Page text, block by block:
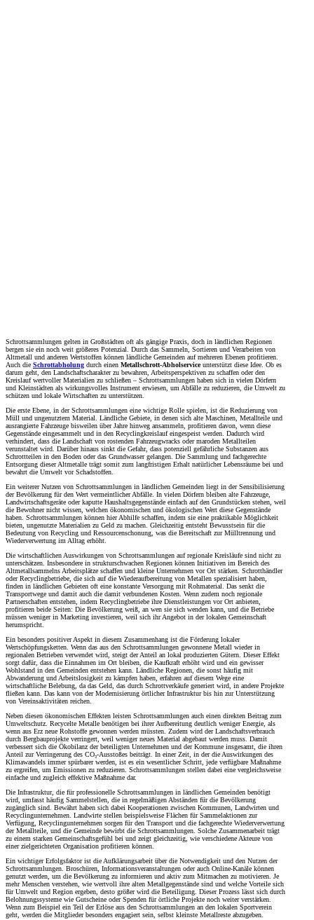
Schrottsammlungen gelten in Großstädten oft als gängige Praxis, doch in ländlichen Regionen
bergen sie ein noch weit größeres Potenzial. Durch das Sammeln, Sortieren und Verarbeiten von
Altmetall und anderen Wertstoffen können ländliche Gemeinden auf mehreren Ebenen profitieren.
Auch die Schrottabholung durch einen Metallschrott-Abholserviceunterstützt diese Idee. Ob es
darum geht, den Landschaftscharakter zu bewahren, Arbeitsperspektiven zu schaffen oder den
Kreislauf wertvoller Materialien zu schließen – Schrottsammlungen haben sich in vielen Dörfern
und Kleinstädten als wirkungsvolles Instrument erwiesen, um Abfälle zu reduzieren, die Umwelt zu
schützen und lokale Wirtschaften zu unterstützen.
Die erste Ebene, in der Schrottsammlungen eine wichtige Rolle spielen, ist die Reduzierung von
Müll und ungenutztem Material. Ländliche Gebiete, in denen sich alte Maschinen, Metallteile und
ausrangierte Fahrzeuge bisweilen über Jahre hinweg ansammeln, profitieren davon, wenn diese
Gegenstände eingesammelt und in den Recyclingkreislauf eingespeist werden. Dadurch wird
verhindert, dass die Landschaft von rostenden Fahrzeugwracks oder maroden Metallteilen
verunstaltet wird. Darüber hinaus sinkt die Gefahr, dass potenziell gefährliche Substanzen aus
Schrottteilen in den Boden oder das Grundwasser gelangen. Die Sammlung und fachgerechte
Entsorgung dieser Altmetalle trägt somit zum langfristigen Erhalt natürlicher Lebensräume bei und
bewahrt die Umwelt vor Schadstoffen.
Ein weiterer Nutzen von Schrottsammlungen in ländlichen Gemeinden liegt in der Sensibilisierung
der Bevölkerung für den Wert vermeintlicher Abfälle. In vielen Dörfern bleiben alte Fahrzeuge,
Landwirtschaftsgeräte oder kaputte Haushaltsgegenstände einfach auf den Grundstücken stehen, weil
die Bewohner nicht wissen, welchen ökonomischen und ökologischen Wert diese Gegenstände
haben. Schrottsammlungen können hier Abhilfe schaffen, indem sie eine praktikable Möglichkeit
bieten, ungenutzte Materialien zu Geld zu machen. Gleichzeitig entsteht Bewusstsein für die
Bedeutung von Recycling und Ressourcenschonung, was die Bereitschaft zur Mülltrennung und
Wiederverwertung im Alltag erhöht.
Die wirtschaftlichen Auswirkungen von Schrottsammlungen auf regionale Kreisläufe sind nicht zu
unterschätzen. Insbesondere in strukturschwachen Regionen können Initiativen im Bereich des
Altmetallsammelns Arbeitsplätze schaffen und kleine Unternehmen vor Ort stärken. Schrotthändler
oder Recyclingbetriebe, die sich auf die Wiederaufbereitung von Metallen spezialisiert haben,
finden in ländlichen Gebieten oft eine konstante Versorgung mit Rohmaterial. Das senkt die
Transportwege und damit auch die damit verbundenen Kosten. Wenn zudem noch regionale
Partnerschaften entstehen, indem Recyclingbetriebe ihre Dienstleistungen vor Ort anbieten,
profitieren beide Seiten: Die Bevölkerung weiß, an wen sie sich wenden kann, und die Betriebe
müssen weniger in Marketing investieren, weil sich ihr Angebot in der lokalen Gemeinschaft
herumspricht.
Ein besonders positiver Aspekt in diesem Zusammenhang ist die Förderung lokaler
Wertschöpfungsketten. Wenn das aus den Schrottsammlungen gewonnene Metall wieder in
regionalen Betrieben verwendet wird, steigt der Anteil an lokal produzierten Gütern. Dieser Effekt
sorgt dafür, dass die Einnahmen im Ort bleiben, die Kaufkraft erhöht wird und ein gewisser
Wohlstand in den Gemeinden entstehen kann. Ländliche Regionen, die sonst häufig mit
Abwanderung und Arbeitslosigkeit zu kämpfen haben, erfahren auf diesem Wege eine
wirtschaftliche Belebung, da das Geld, das durch Schrottverkäufe generiert wird, in andere Projekte
fließen kann. Das kann von der Modernisierung örtlicher Infrastruktur bis hin zur Unterstützung
von Vereinsaktivitäten reichen.
Neben diesen ökonomischen Effekten leisten Schrottsammlungen auch einen direkten Beitrag zum
Umweltschutz. Recycelte Metalle benötigen bei ihrer Aufbereitung deutlich weniger Energie, als
wenn aus Erz neue Rohstoffe gewonnen werden müssten. Zudem wird der Landschaftsverbrauch
durch Bergbauprojekte verringert, weil weniger neues Material abgebaut werden muss. Damit
verbessert sich die Ökobilanz der beteiligten Unternehmen und der Kommune insgesamt, die ihren
Anteil zur Verringerung des CO₂-Ausstoßes beiträgt. In einer Zeit, in der die Auswirkungen des
Klimawandels immer spürbarer werden, ist es ein wesentlicher Schritt, jede verfügbare Maßnahme
zu ergreifen, um Emissionen zu reduzieren. Schrottsammlungen stellen dabei eine vergleichsweise
einfache und zugleich effektive Maßnahme dar.
Die Infrastruktur, die für professionelle Schrottsammlungen in ländlichen Gemeinden benötigt
wird, umfasst häufig Sammelstellen, die in regelmäßigen Abständen für die Bevölkerung
zugänglich sind. Bewährt haben sich dabei Kooperationen zwischen Kommunen, Landwirten und
Recyclingunternehmen. Landwirte stellen beispielsweise Flächen für Sammelaktionen zur
Verfügung, Recyclingunternehmen sorgen für den Transport und die fachgerechte Wiederverwertung
der Metallteile, und die Gemeinde bewirbt die Schrottsammlungen. Solche Zusammenarbeit trägt
zu einem starken Gemeinschaftsgefühl bei und zeigt gleichzeitig, wie verschiedene Akteure von
einer zielgerichteten Organisation profitieren können.
Ein wichtiger Erfolgsfaktor ist die Aufklärungsarbeit über die Notwendigkeit und den Nutzen der
Schrottsammlungen. Broschüren, Informationsveranstaltungen oder auch Online-Kanäle können
genutzt werden, um die Bevölkerung zu informieren und aktiv zum Mitmachen zu motivieren. Je
mehr Menschen verstehen, wie wertvoll ihre alten Metallgegenstände sind und welche Vorteile sich
für Umwelt und Region ergeben, desto größer wird die Beteiligung. Dieser Prozess lässt sich durch
Belohnungssysteme wie Gutscheine oder Spenden für örtliche Projekte noch weiter verstärken.
Wenn zum Beispiel ein Teil der Erlöse aus den Schrottsammlungen an den lokalen Sportverein
geht, werden die Mitglieder besonders engagiert sein, selbst kleinste Metallreste abzugeben.